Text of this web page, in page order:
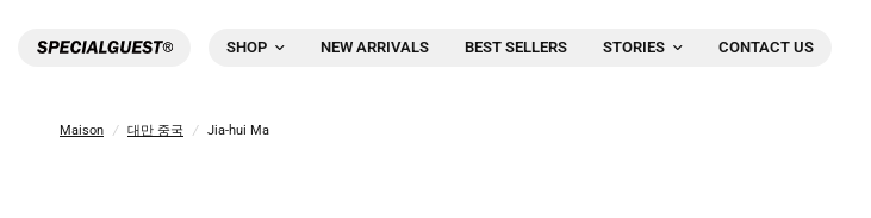
SHOP NEW ARRIVALS BEST SELLERS STORIES CONTACT US
Maison / 대만 중국 / Jia-hui Ma